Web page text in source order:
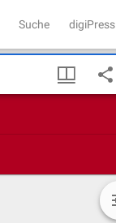
Suche digiPress